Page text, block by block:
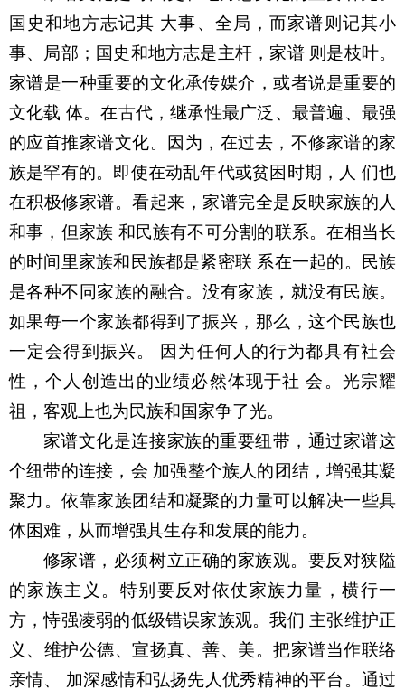
国史和地方志记其 大事、全局，而家谱则记其小
事、局部；国史和地方志是主杆，家谱 则是枝叶。
家谱是一种重要的文化承传媒介，或者说是重要的
文化载 体。在古代，继承性最广泛、最普遍、最强
的应首推家谱文化。因为，在过去，不修家谱的家
族是罕有的。即使在动乱年代或贫困时期，人 们也
在积极修家谱。看起来，家谱完全是反映家族的人
和事，但家族 和民族有不可分割的联系。在相当长
的时间里家族和民族都是紧密联 系在一起的。民族
是各种不同家族的融合。没有家族，就没有民族。
如果每一个家族都得到了振兴，那么，这个民族也
一定会得到振兴。 因为任何人的行为都具有社会
性，个人创造出的业绩必然体现于社 会。光宗耀
祖，客观上也为民族和国家争了光。
家谱文化是连接家族的重要纽带，通过家谱这
个纽带的连接，会 加强整个族人的团结，增强其凝
聚力。依靠家族团结和凝聚的力量可以解决一些具
体困难，从而增强其生存和发展的能力。
修家谱，必须树立正确的家族观。要反对狭隘
的家族主义。特别要反对依仗家族力量，横行一
方，恃强凌弱的低级错误家族观。我们 主张维护正
义、维护公德、宣扬真、善、美。把家谱当作联络
亲情、 加深感情和弘扬先人优秀精神的平台。通过